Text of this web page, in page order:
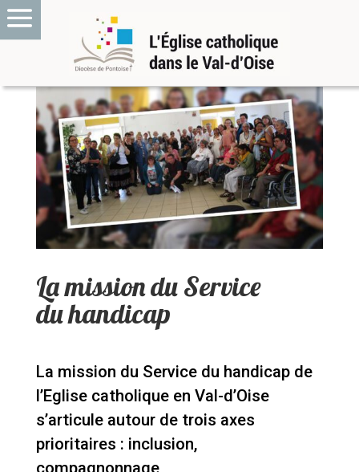
La mission du Service
du handicap
La mission du Service du handicap de
l’Eglise catholique en Val-d’Oise
s’articule autour de trois axes
prioritaires : inclusion,
compagnonnage,